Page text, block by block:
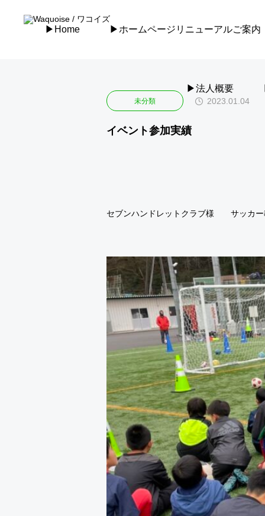
▶︎Home ▶︎ホームページリニューアルご案内
▶︎法人概要
WAQOUISE Inc. 未分類 イベント参加実績
未分類 2023.01.04
イベント参加実績
次の記事
セブンハンドレットクラブ様 サッカー